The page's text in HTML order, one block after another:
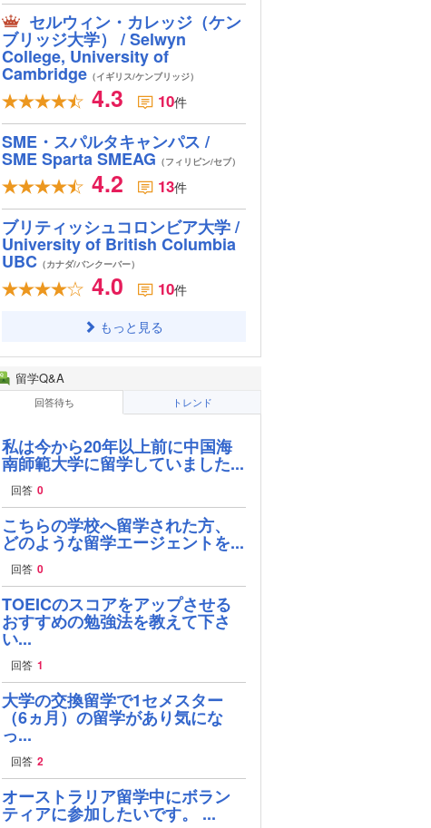
セルウィン・カレッジ（ケン
ブリッジ大学） / Selwyn
College, University of
Cambridge（イギリス/ケンブリッジ）
4.3 10件
SME・スパルタキャンパス /
SME Sparta SMEAG （フィリピン/セブ）
4.2 13件
ブリティッシュコロンビア大学 /
University of British Columbia
UBC（カナダ/バンクーバー）
4.0 10件
もっと見る
留学Q&A
回答待ち トレンド
私は今から20年以上前に中国海
南師範大学に留学していました...
回答 0
こちらの学校へ留学された方、
どのような留学エージェントを...
回答 0
TOEICのスコアをアップさせる
おすすめの勉強法を教えて下さ
い...
回答 1
大学の交換留学で1セメスター
（6ヵ月）の留学があり気にな
っ...
回答 2
オーストラリア留学中にボラン
ティアに参加したいです。 ...